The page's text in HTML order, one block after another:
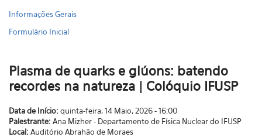
Informações Gerais
Formulário Inicial
Plasma de quarks e glúons: batendo
recordes na natureza | Colóquio IFUSP
Data de Início: quinta-feira, 14 Maio, 2026 - 16:00
Palestrante: Ana Mizher - Departamento de Física Nuclear do IFUSP
Local: Auditório Abrahão de Moraes